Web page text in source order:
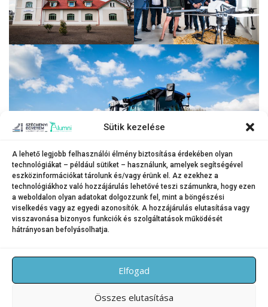
Sütik kezelése
A lehető legjobb felhasználói élmény biztosítása érdekében olyan
technológiákat – például sütiket – használunk, amelyek segítségével
eszközinformációkat tárolunk és/vagy érünk el. Az ezekhez a
technológiákhoz való hozzájárulás lehetővé teszi számunkra, hogy ezen
a weboldalon olyan adatokat dolgozzunk fel, mint a böngészési
viselkedés vagy az egyedi azonosítók. A hozzájárulás elutasítása vagy
visszavonása bizonyos funkciók és szolgáltatások működését
hátrányosan befolyásolhatja.
Elfogad
Összes elutasítása
KATEGÓRIA:HÍREK